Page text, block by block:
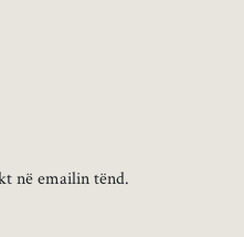
në emailin tënd.